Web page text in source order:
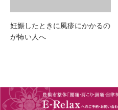
妊娠したときに風疹にかかるの
が怖い人へ